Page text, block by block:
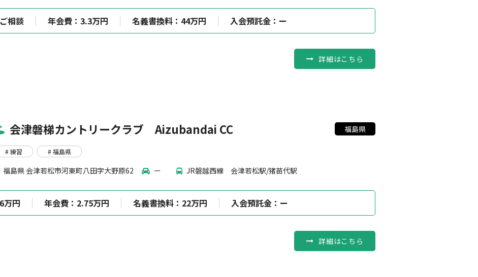
ご相談 年会費：3.3万円 名義書換料：44万円 入会預託金：ー
詳細はこちら
会津磐梯カントリークラブ Aizubandai CC 福島県
# 練習 # 福島県
福島県 会津若松市河東町八田字大野原62 ー JR磐越西線 会津若松駅/猪苗代駅
6万円 年会費：2.75万円 名義書換料：22万円 入会預託金：ー
詳細はこちら